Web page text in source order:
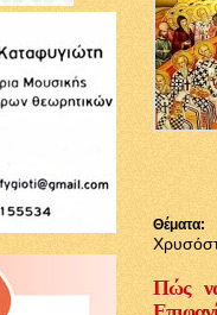
Θέματα:
Πώς να